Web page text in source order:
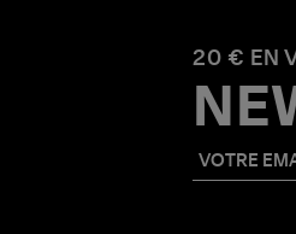
20 € EN